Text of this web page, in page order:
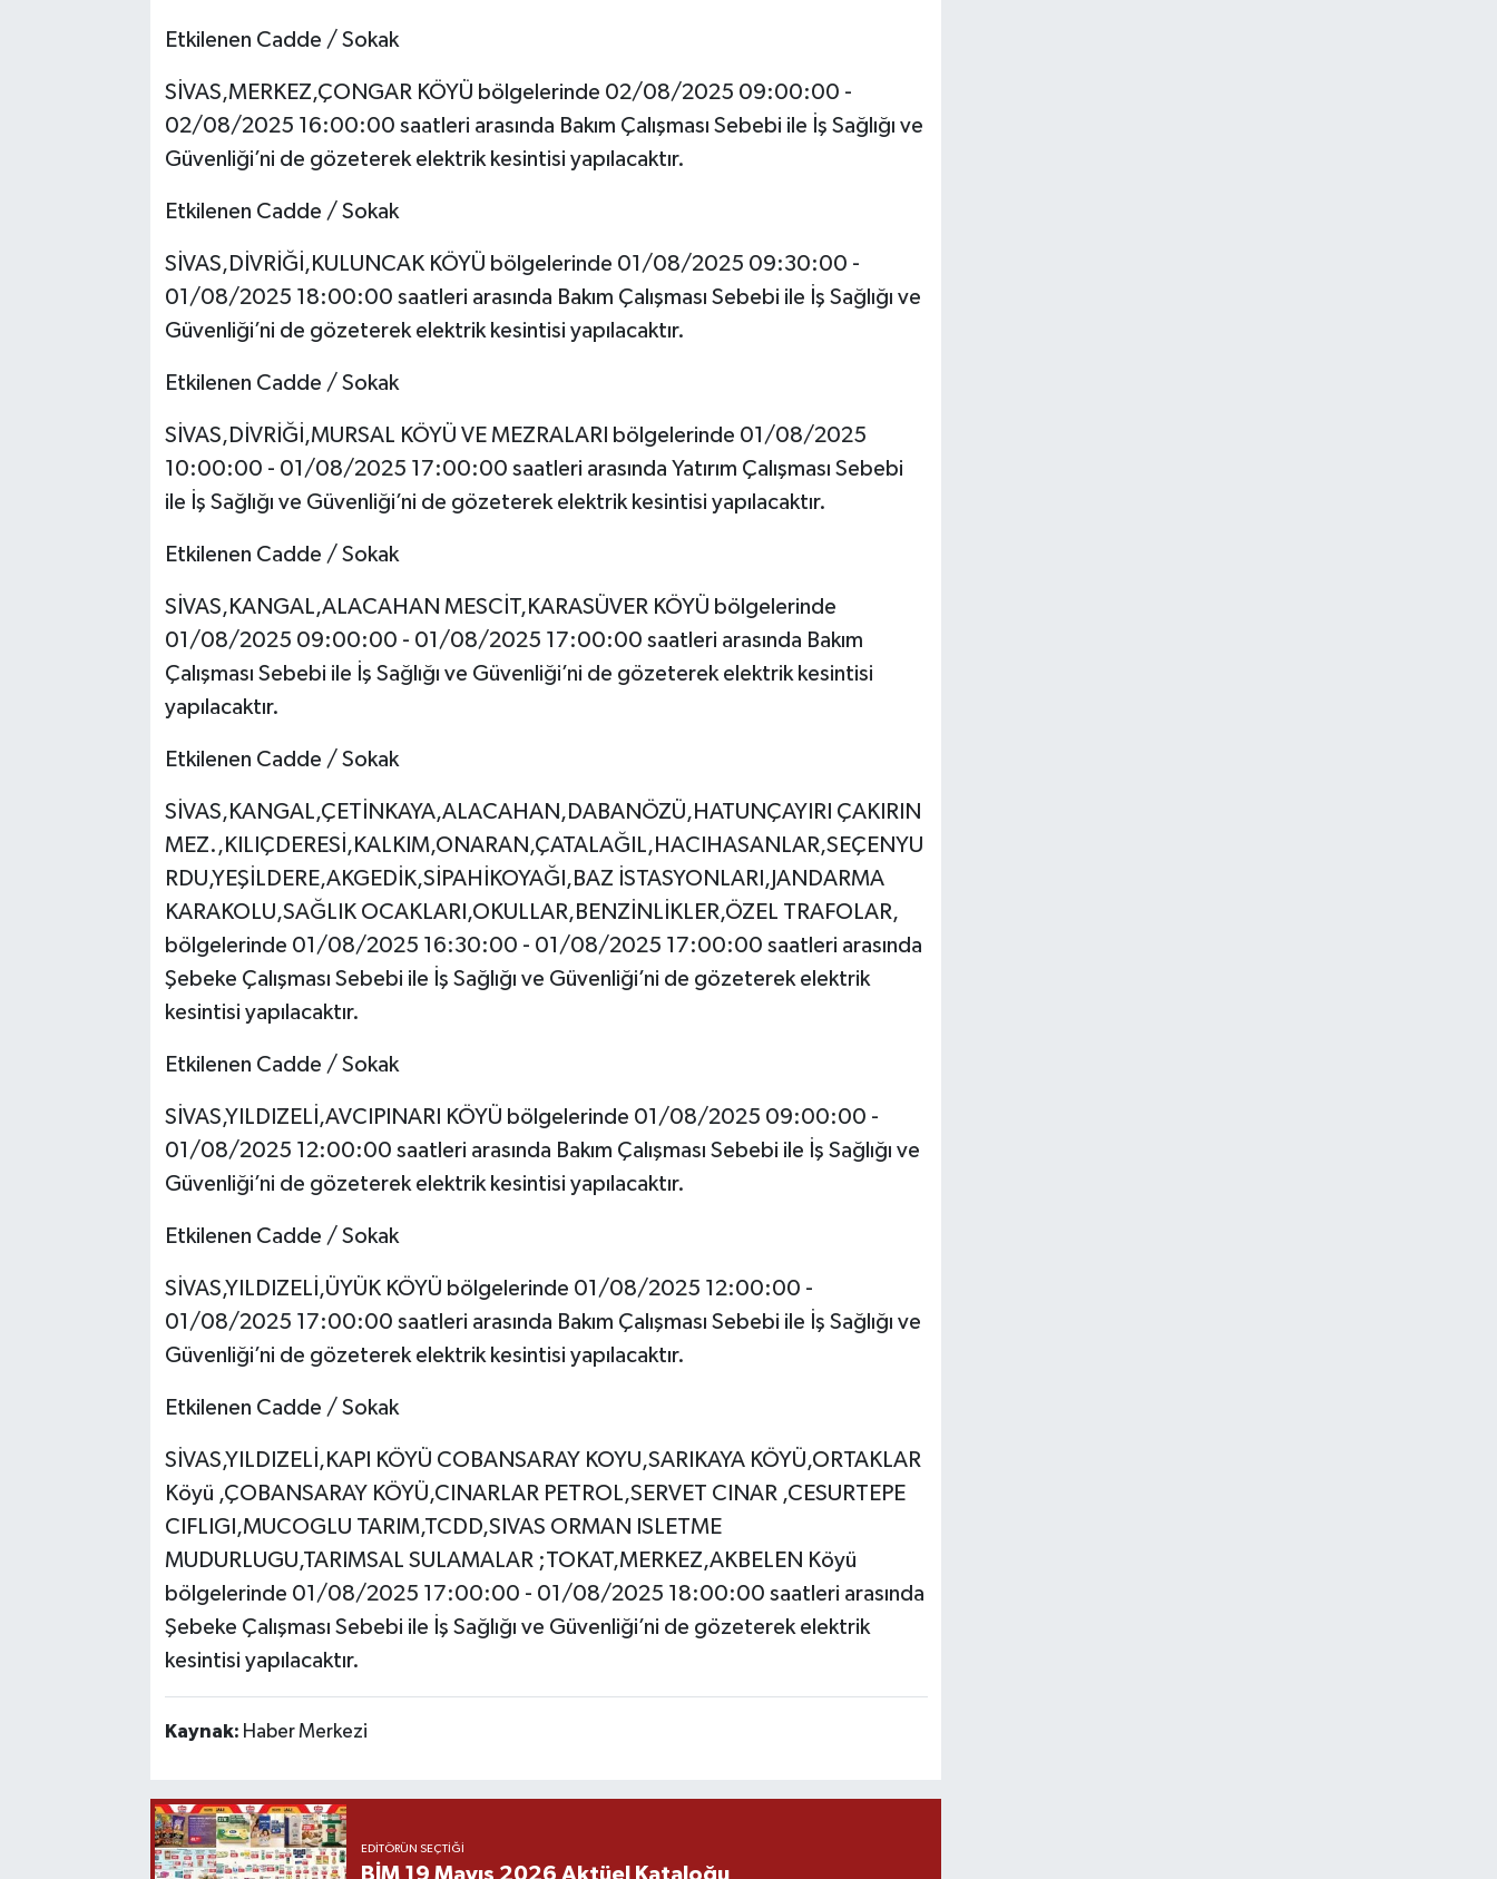
Etkilenen Cadde / Sokak
SİVAS,MERKEZ,ÇONGAR KÖYÜ bölgelerinde 02/08/2025 09:00:00 -
02/08/2025 16:00:00 saatleri arasında Bakım Çalışması Sebebi ile İş Sağlığı ve
Güvenliği’ni de gözeterek elektrik kesintisi yapılacaktır.
Etkilenen Cadde / Sokak
SİVAS,DİVRİĞİ,KULUNCAK KÖYÜ bölgelerinde 01/08/2025 09:30:00 -
01/08/2025 18:00:00 saatleri arasında Bakım Çalışması Sebebi ile İş Sağlığı ve
Güvenliği’ni de gözeterek elektrik kesintisi yapılacaktır.
Etkilenen Cadde / Sokak
SİVAS,DİVRİĞİ,MURSAL KÖYÜ VE MEZRALARI bölgelerinde 01/08/2025
10:00:00 - 01/08/2025 17:00:00 saatleri arasında Yatırım Çalışması Sebebi
ile İş Sağlığı ve Güvenliği’ni de gözeterek elektrik kesintisi yapılacaktır.
Etkilenen Cadde / Sokak
SİVAS,KANGAL,ALACAHAN MESCİT,KARASÜVER KÖYÜ bölgelerinde
01/08/2025 09:00:00 - 01/08/2025 17:00:00 saatleri arasında Bakım
Çalışması Sebebi ile İş Sağlığı ve Güvenliği’ni de gözeterek elektrik kesintisi
yapılacaktır.
Etkilenen Cadde / Sokak
SİVAS,KANGAL,ÇETİNKAYA,ALACAHAN,DABANÖZÜ,HATUNÇAYIRI ÇAKIRIN
MEZ.,KILIÇDERESİ,KALKIM,ONARAN,ÇATALAĞIL,HACIHASANLAR,SEÇENYU
RDU,YEŞİLDERE,AKGEDİK,SİPAHİKOYAĞI,BAZ İSTASYONLARI,JANDARMA
KARAKOLU,SAĞLIK OCAKLARI,OKULLAR,BENZİNLİKLER,ÖZEL TRAFOLAR,
bölgelerinde 01/08/2025 16:30:00 - 01/08/2025 17:00:00 saatleri arasında
Şebeke Çalışması Sebebi ile İş Sağlığı ve Güvenliği’ni de gözeterek elektrik
kesintisi yapılacaktır.
Etkilenen Cadde / Sokak
SİVAS,YILDIZELİ,AVCIPINARI KÖYÜ bölgelerinde 01/08/2025 09:00:00 -
01/08/2025 12:00:00 saatleri arasında Bakım Çalışması Sebebi ile İş Sağlığı ve
Güvenliği’ni de gözeterek elektrik kesintisi yapılacaktır.
Etkilenen Cadde / Sokak
SİVAS,YILDIZELİ,ÜYÜK KÖYÜ bölgelerinde 01/08/2025 12:00:00 -
01/08/2025 17:00:00 saatleri arasında Bakım Çalışması Sebebi ile İş Sağlığı ve
Güvenliği’ni de gözeterek elektrik kesintisi yapılacaktır.
Etkilenen Cadde / Sokak
SİVAS,YILDIZELİ,KAPI KÖYÜ COBANSARAY KOYU,SARIKAYA KÖYÜ,ORTAKLAR
Köyü ,ÇOBANSARAY KÖYÜ,CINARLAR PETROL,SERVET CINAR ,CESURTEPE
CIFLIGI,MUCOGLU TARIM,TCDD,SIVAS ORMAN ISLETME
MUDURLUGU,TARIMSAL SULAMALAR ;TOKAT,MERKEZ,AKBELEN Köyü
bölgelerinde 01/08/2025 17:00:00 - 01/08/2025 18:00:00 saatleri arasında
Şebeke Çalışması Sebebi ile İş Sağlığı ve Güvenliği’ni de gözeterek elektrik
kesintisi yapılacaktır.
Kaynak: Haber Merkezi
EDITÖRÜN SEÇTIĞI